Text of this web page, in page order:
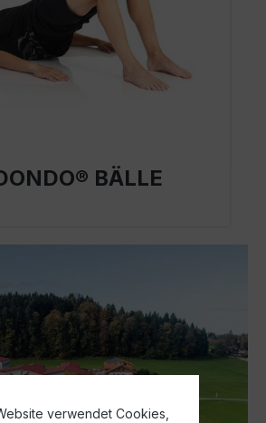
BÄLLE
verwendet Cookies,